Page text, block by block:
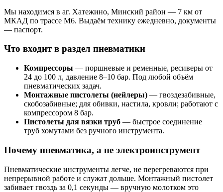
Мы находимся в аг. Хатежино, Минский район — 7 км от
МКАД по трассе М6. Выдаём технику ежедневно, документы
— паспорт.
Что входит в раздел пневматики
Компрессоры — поршневые и ременные, ресиверы от
24 до 100 л, давление 8–10 бар. Под любой объём
пневматических задач.
Монтажные пистолеты (нейлеры) — гвоздезабивные,
скобозабивные; для обивки, настила, кровли; работают с
компрессором 8 бар.
Пистолеты для вязки труб — быстрое соединение
труб хомутами без ручного инструмента.
Почему пневматика, а не электроинструмент
Пневматические инструменты легче, не перегреваются при
непрерывной работе и служат дольше. Монтажный пистолет
забивает гвоздь за 0,1 секунды — вручную молотком это